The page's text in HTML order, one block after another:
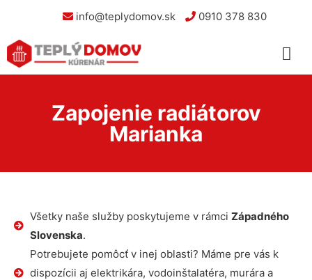
info@teplydomov.sk 0910 378 830
Zapojenie radiátorov
Marianka
Všetky naše služby poskytujeme v rámci Západného
Slovenska.
Potrebujete pomôcť v inej oblasti? Máme pre vás k
dispozícii aj elektrikára, vodoinštalatéra, murára a